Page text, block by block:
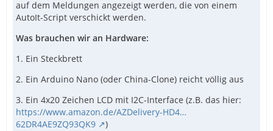
auf dem Meldungen angezeigt werden, die von einem
AutoIt-Script verschickt werden.
Was brauchen wir an Hardware:
1. Ein Steckbrett
2. Ein Arduino Nano (oder China-Clone) reicht völlig aus
3. Ein 4x20 Zeichen LCD mit I2C-Interface (z.B. das hier:
https://www.amazon.de/AZDelivery-HD4…
62DR4AE9ZQ93QK9
)